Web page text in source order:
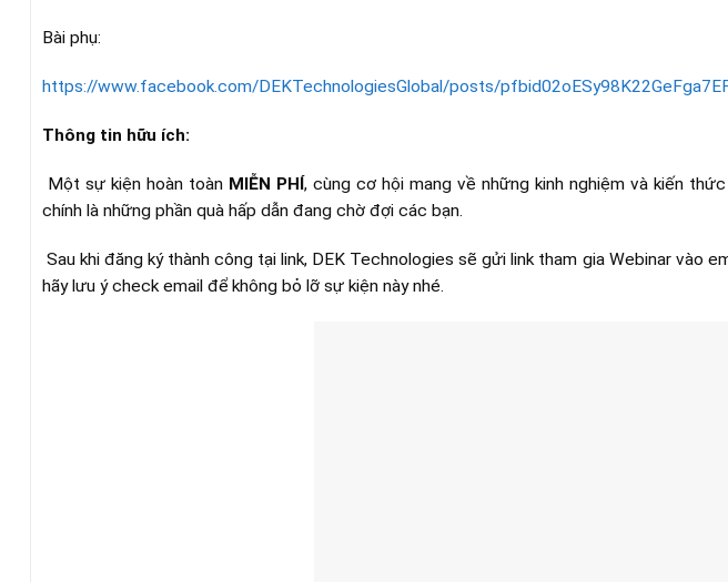
Bài phụ:
https://www.facebook.com/DEKTechnologiesGlobal/posts/
Thông tin hữu ích:
Một sự kiện hoàn toàn MIỄN PHÍ, cùng cơ hội mang về những kinh nghiệm và kiến
chính là những phần quà hấp dẫn đang chờ đợi các bạn.
Sau khi đăng ký thành công tại link, DEK Technologies sẽ gửi link tham gia Webinar vào
hãy lưu ý check email để không bỏ lỡ sự kiện này nhé.